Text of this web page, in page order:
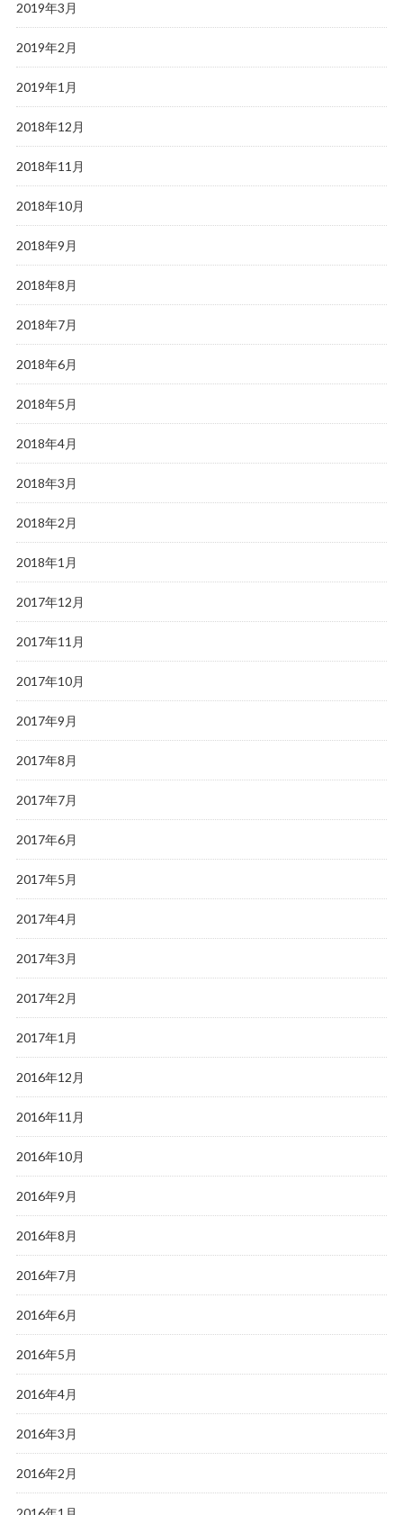
2019年3月
2019年2月
2019年1月
2018年12月
2018年11月
2018年10月
2018年9月
2018年8月
2018年7月
2018年6月
2018年5月
2018年4月
2018年3月
2018年2月
2018年1月
2017年12月
2017年11月
2017年10月
2017年9月
2017年8月
2017年7月
2017年6月
2017年5月
2017年4月
2017年3月
2017年2月
2017年1月
2016年12月
2016年11月
2016年10月
2016年9月
2016年8月
2016年7月
2016年6月
2016年5月
2016年4月
2016年3月
2016年2月